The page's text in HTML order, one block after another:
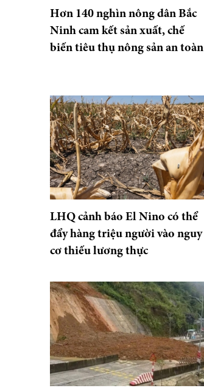
Hơn 140 nghìn nông dân Bắc
Ninh cam kết sản xuất, chế
biến tiêu thụ nông sản an toàn
LHQ cảnh báo El Nino có thể
đẩy hàng triệu người vào nguy
cơ thiếu lương thực